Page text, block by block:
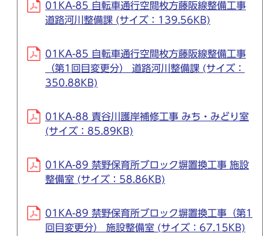
01KA-85 自転車通行空間枚方藤阪線整備工事
道路河川整備課 (サイズ：139.56KB)
01KA-85 自転車通行空間枚方藤阪線整備工事
（第1回目変更分） 道路河川整備課 (サイズ：
350.88KB)
01KA-88 責谷川護岸補修工事 みち・みどり室
(サイズ：85.89KB)
01KA-89 禁野保育所ブロック塀置換工事 施設
整備室 (サイズ：58.86KB)
01KA-89 禁野保育所ブロック塀置換工事（第1
回目変更分） 施設整備室 (サイズ：67.15KB)